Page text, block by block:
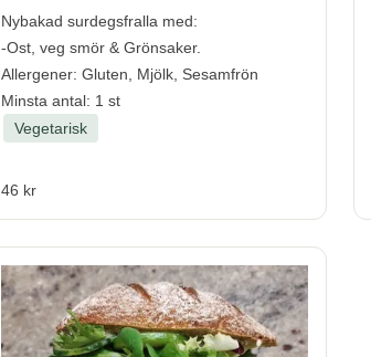
Nybakad surdegsfralla med:
-Ost, veg smör & Grönsaker.
Allergener: Gluten, Mjölk, Sesamfrön
Minsta antal: 1 st
Vegetarisk
46 kr